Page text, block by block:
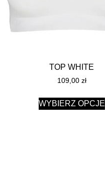
TOP WHITE
109,00 zł
WYBIERZ OPCJE